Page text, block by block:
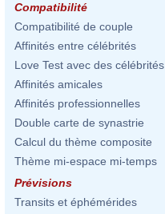
Compatibilité
Compatibilité de couple
Affinités entre célébrités
Love Test avec des célébrités
Affinités amicales
Affinités professionnelles
Double carte de synastrie
Calcul du thème composite
Thème mi-espace mi-temps
Prévisions
Transits et éphémérides